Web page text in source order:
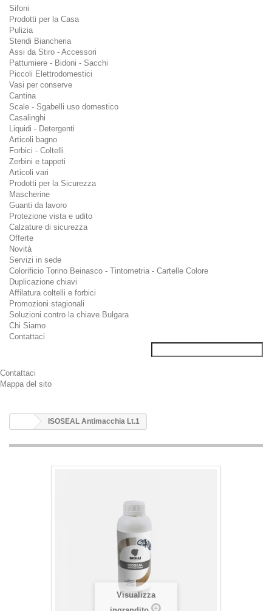
Sifoni
Prodotti per la Casa
Pulizia
Stendi Biancheria
Assi da Stiro - Accessori
Pattumiere - Bidoni - Sacchi
Piccoli Elettrodomestici
Vasi per conserve
Cantina
Scale - Sgabelli uso domestico
Casalinghi
Liquidi - Detergenti
Articoli bagno
Forbici - Coltelli
Zerbini e tappeti
Articoli vari
Prodotti per la Sicurezza
Mascherine
Guanti da lavoro
Protezione vista e udito
Calzature di sicurezza
Offerte
Novità
Servizi in sede
Colorificio Torino Beinasco - Tintometria - Cartelle Colore
Duplicazione chiavi
Affilatura coltelli e forbici
Promozioni stagionali
Soluzioni contro la chiave Bulgara
Chi Siamo
Contattaci
Contattaci
Mappa del sito
ISOSEAL Antimacchia Lt.1
Visualizza